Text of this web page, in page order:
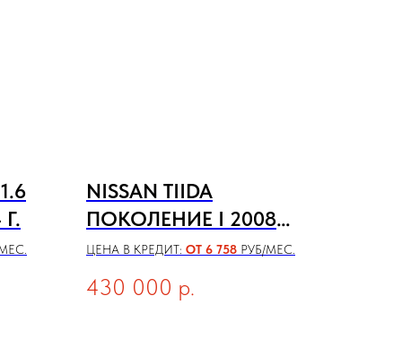
NISSAN TIIDA
ПОКОЛЕНИЕ I 2008
ГОДА
ЦЕНА В КРЕДИТ: ОТ 6 758 РУБ/МЕС.
430 000 р.